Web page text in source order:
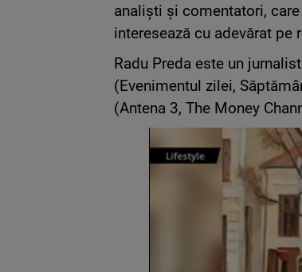
analiști și comentatori,
interesează cu adevărat pe
Radu Preda este un
(Evenimentul zilei,
(Antena 3, The Money